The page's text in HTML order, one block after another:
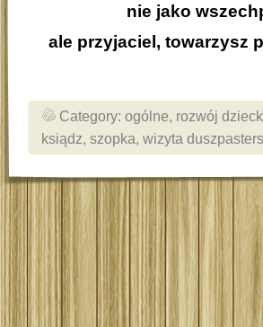
nie jako
ale przyjaciel, towarzysz
Category: ogólne, rozwój
ksiądz, szopka, wizyta